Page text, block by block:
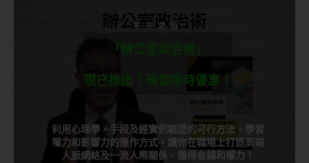
千呼萬喚
「辦公室政治術」
現已推出！現做限時優惠！
利用心理學，手段及經實例驗證的可行方法，學習
權力和影響力的運作方式，讓你在職場上打造高端
人脈網絡及一流人際關係，獲得金錢和權力！